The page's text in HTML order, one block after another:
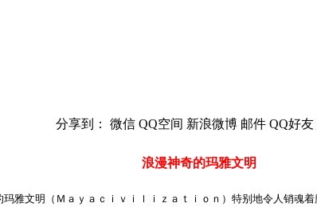
分享到： 微信 QQ空间 新浪微博 邮件 QQ好友
浪漫神奇的玛雅文明
文明（Ｍａｙａｃｉｖｉｌｉｚａｔｉｏｎ）特别地令人销魂着